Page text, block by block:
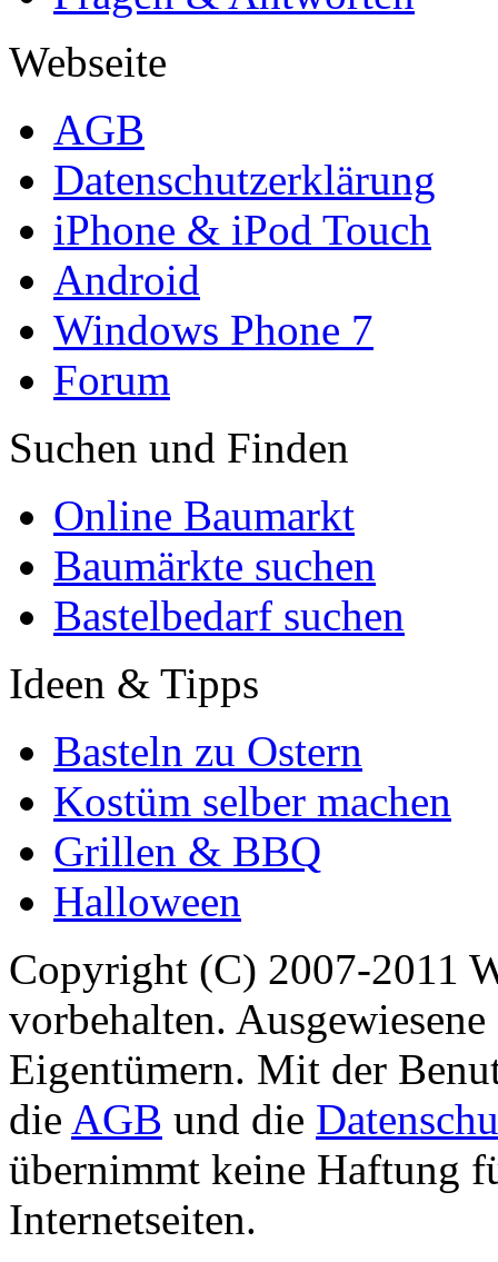
Webseite
AGB
Datenschutzerklärung
iPhone & iPod Touch
Android
Windows Phone 7
Forum
Suchen und Finden
Online Baumarkt
Baumärkte suchen
Bastelbedarf suchen
Ideen & Tipps
Basteln zu Ostern
Kostüm selber machen
Grillen & BBQ
Halloween
Copyright (C) 2007-2011
vorbehalten.
Eigentümern. Mit der
die AGB und die
übernimmt keine Haftung
Internetseiten.